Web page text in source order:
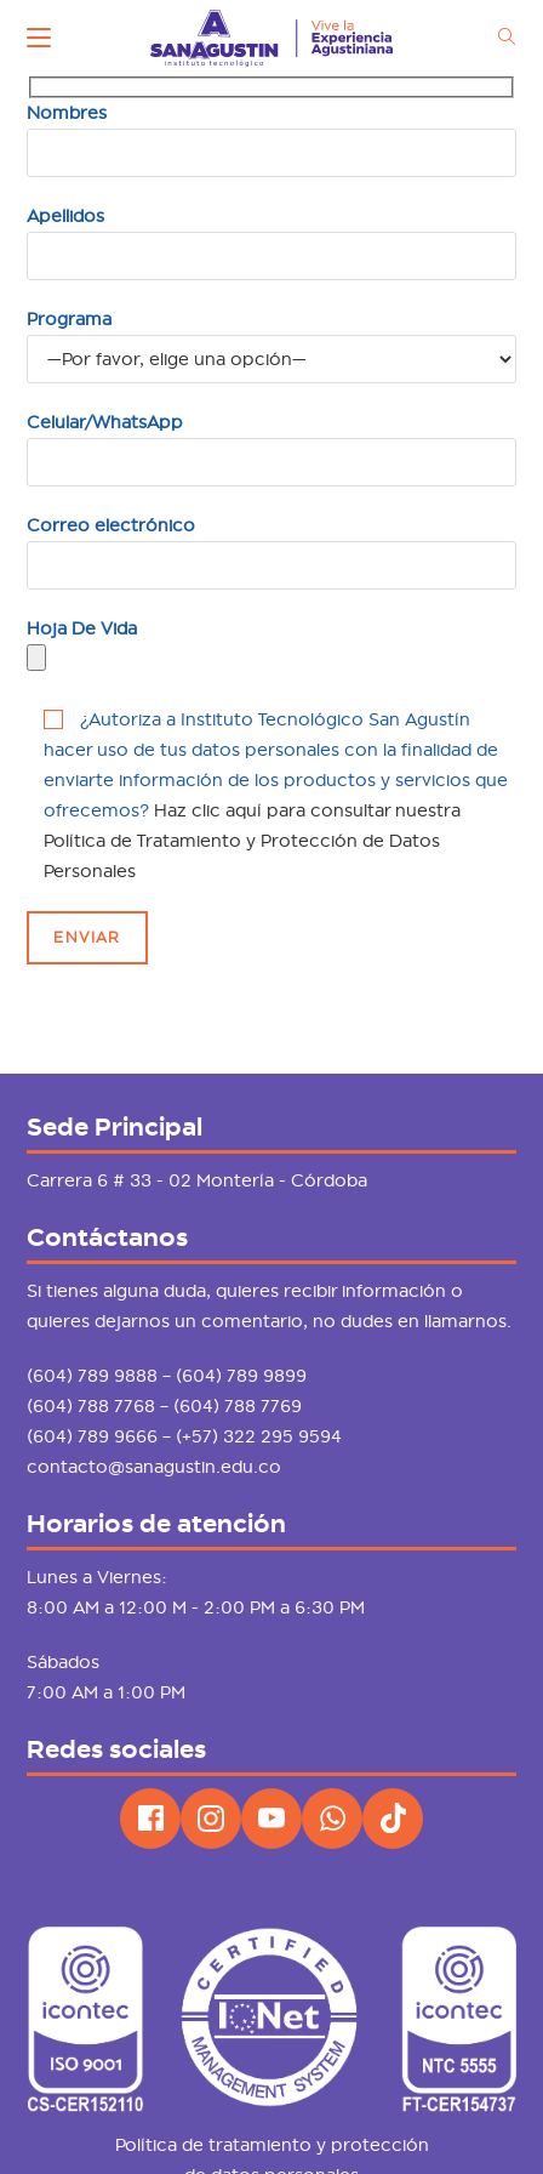
contenido
Nombres
Apellidos
Programa
Celular/WhatsApp
Correo electrónico
Hoja De Vida
¿Autoriza a Instituto Tecnológico San Agustín
hacer uso de tus datos personales con la finalidad de
enviarte información de los productos y servicios que
ofrecemos? Haz clic aquí para consultar nuestra
Política de Tratamiento y Protección de Datos
Personales
Sede Principal
Carrera 6 # 33 - 02 Montería - Córdoba
Contáctanos
Si tienes alguna duda, quieres recibir información o
quieres dejarnos un comentario, no dudes en llamarnos.
(604) 789 9888 – (604) 789 9899
(604) 788 7768 – (604) 788 7769
(604) 789 9666 – (+57) 322 295 9594
contacto@sanagustin.edu.co
Horarios de atención
Lunes a Viernes:
8:00 AM a 12:00 M - 2:00 PM a 6:30 PM
Sábados
7:00 AM a 1:00 PM
Redes sociales
Política de tratamiento y protección